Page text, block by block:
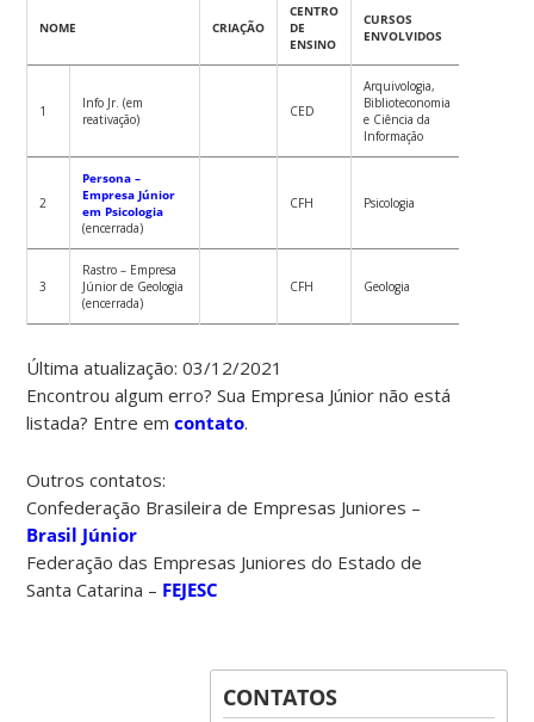
NOME CRIAÇÃO
CENTRO
DE
ENSINO
CURSOS
ENVOLVIDOS
1
Info Jr. (em
reativação)
CED
Arquivologia,
Biblioteconomia
e Ciência da
Informação
2
Persona –
Empresa Júnior
em Psicologia
(encerrada)
CFH Psicologia
3
Rastro – Empresa
Júnior de Geologia
(encerrada)
CFH Geologia
Última atualização: 03/12/2021
Encontrou algum erro? Sua Empresa Júnior não está
listada? Entre emcontato.
Outros contatos:
Confederação Brasileira de Empresas Juniores –
Brasil Júnior
Federação das Empresas Juniores do Estado de
Santa Catarina – FEJESC
CONTATOS